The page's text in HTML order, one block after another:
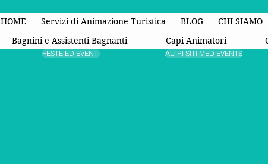
HOME Servizi di Animazione Turistica BLOG CHI SIAMO
Bagnini e Assistenti Bagnanti
Capi Animatori
FESTE ED EVENTI ALTRI SITI MED EVENTS